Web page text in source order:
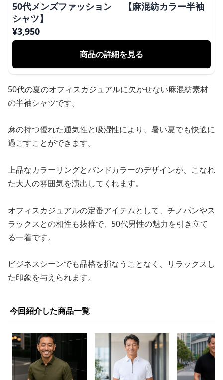
50代メンズファッション 【麻混紡カラー半袖
シャツ】
¥3,950
商品の詳細を見る
50代の夏のオフィスカジュアルに欠かせない麻混紡素材
の半袖シャツです。
麻の持つ優れた通気性と吸湿性により、暑い夏でも快適に
過ごすことができます。
上品なカラーリングとバンドカラーのデザインが、こなれ
た大人の雰囲気を演出してくれます。
オフィスカジュアルの定番アイテムとして、チノパンやス
ラックスとの相性も抜群で、50代男性の魅力を引き立て
る一着です。
ビジネスシーンでも品格を損なうことなく、リラックスし
た印象を与えられます。
今回紹介した商品一覧